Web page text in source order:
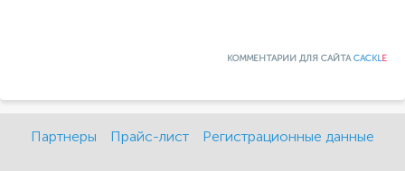
КОММЕНТАРИИ ДЛЯ САЙТАCACKLE
Партнеры Прайс-лист Регистрационные данные